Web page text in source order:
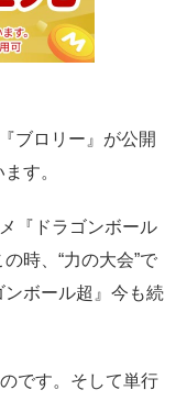
ブロリー』が公開
す。
『ドラゴンボール
時、“力の大会”で
ボール超』今も続
です。そして単行